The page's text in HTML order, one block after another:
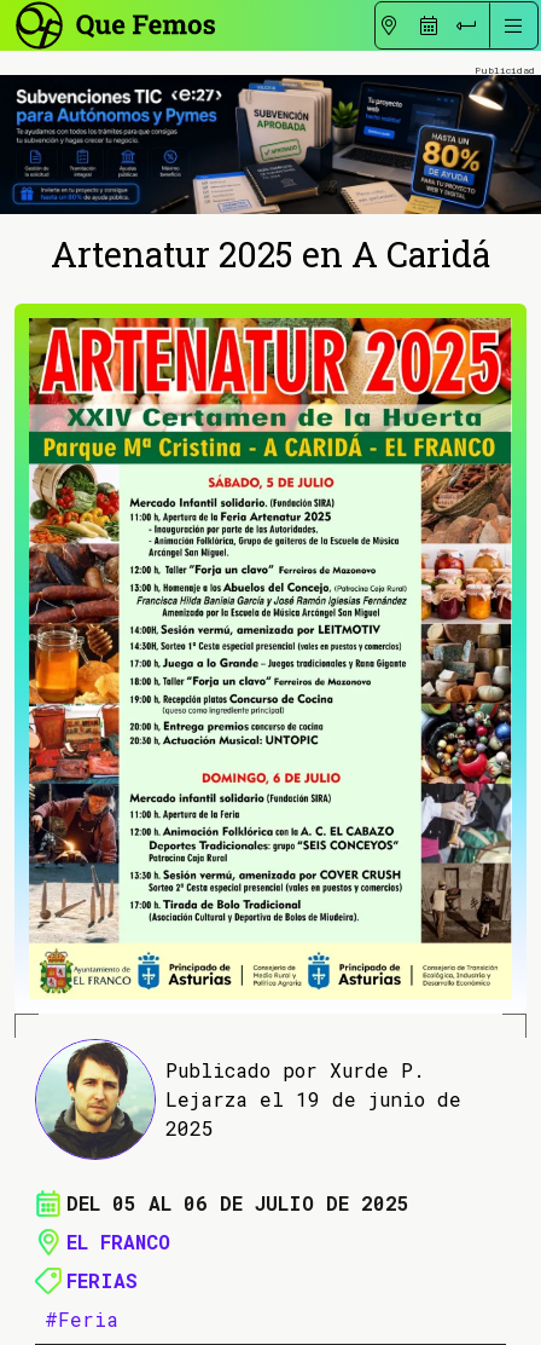
Artenatur 2025 en A Caridá
Publicado por Xurde P.
Lejarza el 19 de junio de
2025
DEL 05 AL 06 DE JULIO DE 2025
EL FRANCO
FERIAS
#Feria